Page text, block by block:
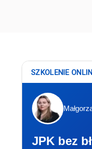
SZKOLENIE
JPK bez